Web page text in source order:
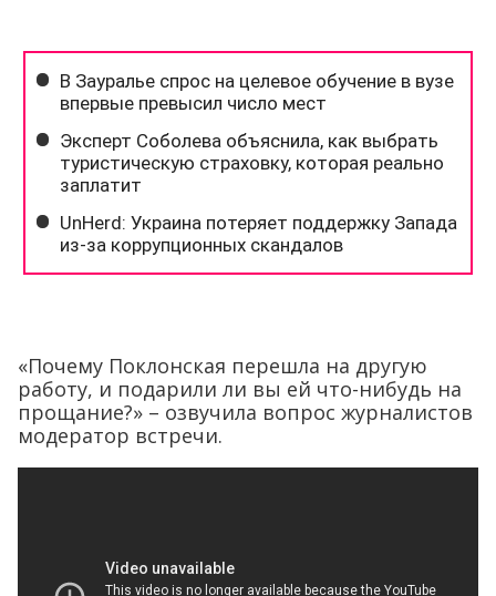
«Почему Поклонская перешла на другую
работу, и подарили ли вы ей что-нибудь на
прощание?» – озвучила вопрос журналистов
модератор встречи.